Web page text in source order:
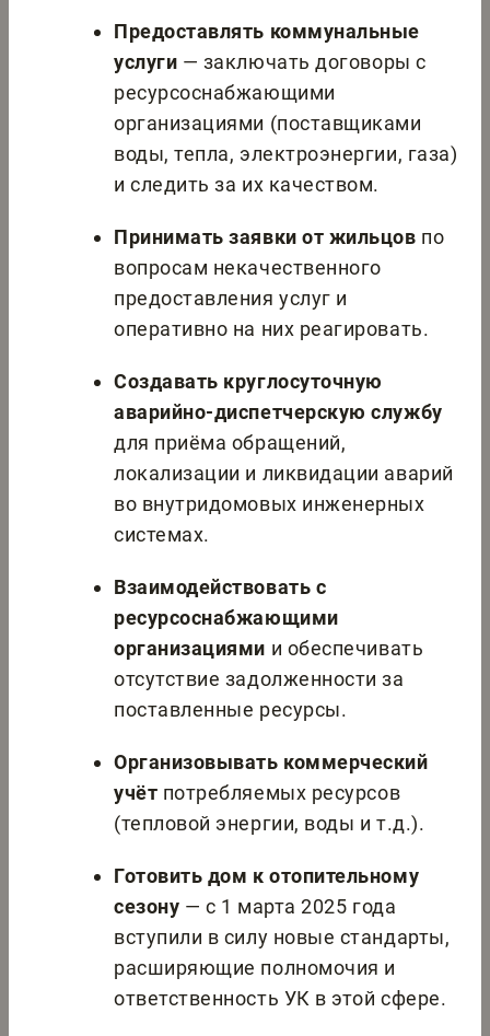
Предоставлять коммунальные
услуги — заключать договоры с
ресурсоснабжающими
организациями (поставщиками
воды, тепла, электроэнергии, газа)
и следить за их качеством.
Принимать заявки от жильцов по
вопросам некачественного
предоставления услуг и
оперативно на них реагировать.
Создавать круглосуточную
аварийно-диспетчерскую службу
для приёма обращений,
локализации и ликвидации аварий
во внутридомовых инженерных
системах.
Взаимодействовать с
ресурсоснабжающими
организациями и обеспечивать
отсутствие задолженности за
поставленные ресурсы.
Организовывать коммерческий
учёт потребляемых ресурсов
(тепловой энергии, воды и т.д.).
Готовить дом к отопительному
сезону — с 1 марта 2025 года
вступили в силу новые стандарты,
расширяющие полномочия и
ответственность УК в этой сфере.